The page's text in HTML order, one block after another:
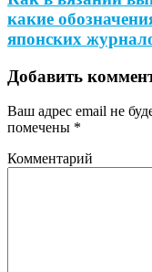
какие
японских
Добавить
Ваш адрес email не
помечены *
Комментарий